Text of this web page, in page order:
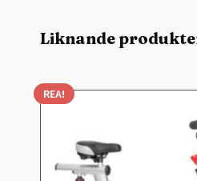
Liknande
REA!